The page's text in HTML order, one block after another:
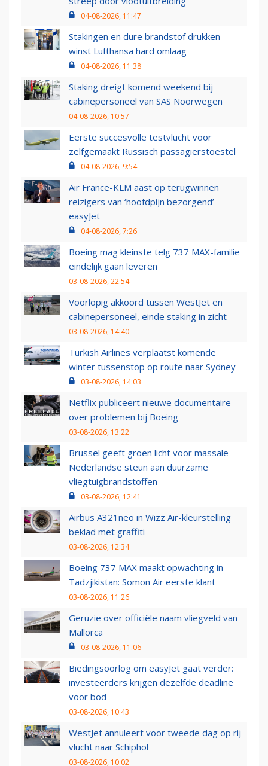
04-08-2026, 11:47
Stakingen en dure brandstof drukken
winst Lufthansa hard omlaag
04-08-2026, 11:38
Staking dreigt komend weekend bij
cabinepersoneel van SAS Noorwegen
04-08-2026, 10:57
Eerste succesvolle testvlucht voor
zelfgemaakt Russisch passagierstoestel
04-08-2026, 9:54
Air France-KLM aast op terugwinnen
reizigers van ‘hoofdpijn bezorgend’
easyJet
04-08-2026, 7:26
Boeing mag kleinste telg 737 MAX-familie
eindelijk gaan leveren
03-08-2026, 22:54
Voorlopig akkoord tussen WestJet en
cabinepersoneel, einde staking in zicht
03-08-2026, 14:40
Turkish Airlines verplaatst komende
winter tussenstop op route naar Sydney
03-08-2026, 14:03
Netflix publiceert nieuwe documentaire
over problemen bij Boeing
03-08-2026, 13:22
Brussel geeft groen licht voor massale
Nederlandse steun aan duurzame
vliegtuigbrandstoffen
03-08-2026, 12:41
Airbus A321neo in Wizz Air-kleurstelling
beklad met graffiti
03-08-2026, 12:34
Boeing 737 MAX maakt opwachting in
Tadzjikistan: Somon Air eerste klant
03-08-2026, 11:26
Geruzie over officiële naam vliegveld van
Mallorca
03-08-2026, 11:06
Biedingsoorlog om easyJet gaat verder:
investeerders krijgen dezelfde deadline
voor bod
03-08-2026, 10:43
WestJet annuleert voor tweede dag op rij
vlucht naar Schiphol
03-08-2026, 10:02